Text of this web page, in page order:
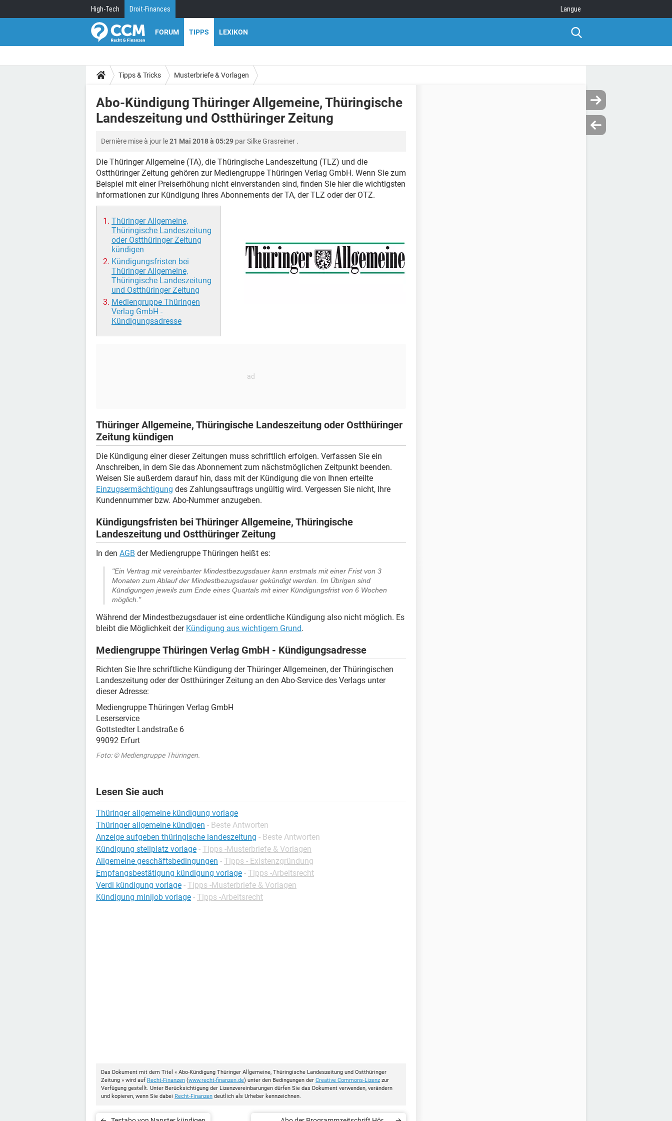
High-Tech Droit-Finances Langue
FORUM TIPPS LEXIKON
Tipps & Tricks Musterbriefe & Vorlagen
Abo-Kündigung Thüringer Allgemeine, Thüringische
Landeszeitung und Ostthüringer Zeitung
Dernière mise à jour le21 Mai 2018 à 05:29 parSilke Grasreiner .
Die Thüringer Allgemeine (TA), die Thüringische Landeszeitung (TLZ) und die
Ostthüringer Zeitung gehören zur Mediengruppe Thüringen Verlag GmbH. Wenn Sie zum
Beispiel mit einer Preiserhöhung nicht einverstanden sind, finden Sie hier die wichtigsten
Informationen zur Kündigung Ihres Abonnements der TA, der TLZ oder der OTZ.
Thüringer Allgemeine,
Thüringische Landeszeitung
oder Ostthüringer Zeitung
kündigen
Kündigungsfristen bei
Thüringer Allgemeine,
Thüringische Landeszeitung
und Ostthüringer Zeitung
Mediengruppe Thüringen
Verlag GmbH -
Kündigungsadresse
Thüringer Allgemeine, Thüringische Landeszeitung oder Ostthüringer
Zeitung kündigen
Die Kündigung einer dieser Zeitungen muss schriftlich erfolgen. Verfassen Sie ein
Anschreiben, in dem Sie das Abonnement zum nächstmöglichen Zeitpunkt beenden.
Weisen Sie außerdem darauf hin, dass mit der Kündigung die von Ihnen erteilte
Einzugsermächtigung des Zahlungsauftrags ungültig wird. Vergessen Sie nicht, Ihre
Kundennummer bzw. Abo-Nummer anzugeben.
Kündigungsfristen bei Thüringer Allgemeine, Thüringische
Landeszeitung und Ostthüringer Zeitung
In den AGB der Mediengruppe Thüringen heißt es:
"Ein Vertrag mit vereinbarter Mindestbezugsdauer kann erstmals mit einer Frist von 3
Monaten zum Ablauf der Mindestbezugsdauer gekündigt werden. Im Übrigen sind
Kündigungen jeweils zum Ende eines Quartals mit einer Kündigungsfrist von 6 Wochen
möglich."
Während der Mindestbezugsdauer ist eine ordentliche Kündigung also nicht möglich. Es
bleibt die Möglichkeit der Kündigung aus wichtigem Grund.
Mediengruppe Thüringen Verlag GmbH - Kündigungsadresse
Richten Sie Ihre schriftliche Kündigung der Thüringer Allgemeinen, der Thüringischen
Landeszeitung oder der Ostthüringer Zeitung an den Abo-Service des Verlags unter
dieser Adresse:
Mediengruppe Thüringen Verlag GmbH
Leserservice
Gottstedter Landstraße 6
99092 Erfurt
Foto: © Mediengruppe Thüringen.
Lesen Sie auch
Thüringer allgemeine kündigung vorlage
Thüringer allgemeine kündigen - Beste Antworten
Anzeige aufgeben thüringische landeszeitung - Beste Antworten
Kündigung stellplatz vorlage - Tipps -Musterbriefe & Vorlagen
Allgemeine geschäftsbedingungen - Tipps - Existenzgründung
Empfangsbestätigung kündigung vorlage - Tipps -Arbeitsrecht
Verdi kündigung vorlage - Tipps -Musterbriefe & Vorlagen
Kündigung minijob vorlage - Tipps -Arbeitsrecht
Das Dokument mit dem Titel « Abo-Kündigung Thüringer Allgemeine, Thüringische Landeszeitung und Ostthüringer
Zeitung » wird auf Recht-Finanzen (www.recht-finanzen.de) unter den Bedingungen der Creative Commons-Lizenz zur
Verfügung gestellt. Unter Berücksichtigung der Lizenzvereinbarungen dürfen Sie das Dokument verwenden, verändern
und kopieren, wenn Sie dabei Recht-Finanzen deutlich als Urheber kennzeichnen.